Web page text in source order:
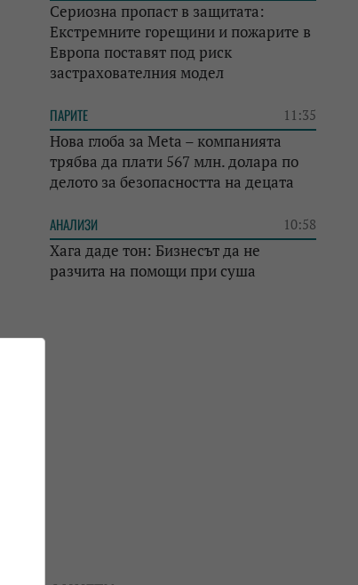
Сериозна пропаст в защитата:
Екстремните горещини и пожарите в
Европа поставят под риск
застрахователния модел
ПАРИТЕ 11:35
Нова глоба за Meta – компанията
трябва да плати 567 млн. долара по
делото за безопасността на децата
АНАЛИЗИ 10:58
Хага даде тон: Бизнесът да не
разчита на помощи при суша